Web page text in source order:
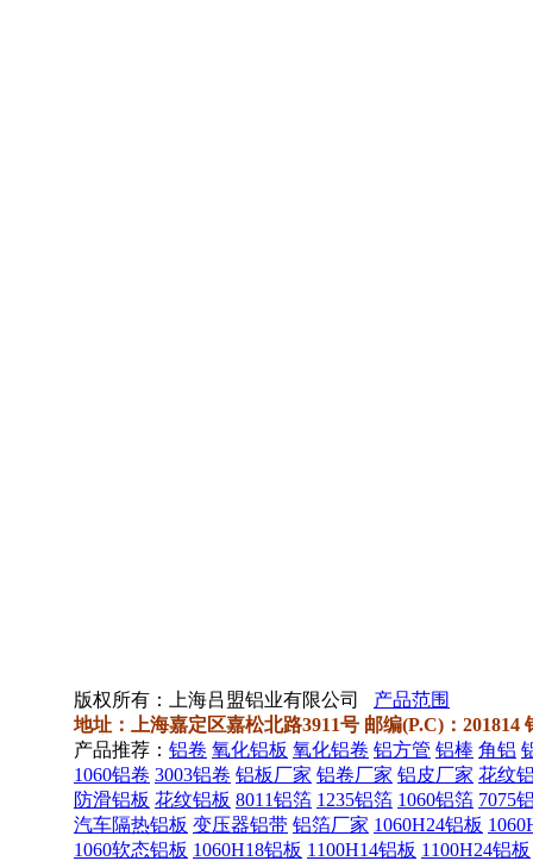
版权所有：上海吕盟铝业有限公司 产品范围
地址：上海嘉定区嘉松北路3911号 邮编(P.C)：201814
产品推荐： 铝卷 氧化铝板 氧化铝卷 铝方管 铝棒 角铝
1060铝卷 3003铝卷 铝板厂家 铝卷厂家 铝皮厂家 花纹
防滑铝板 花纹铝板 8011铝箔 1235铝箔 1060铝箔 7075
汽车隔热铝板 变压器铝带 铝箔厂家 1060H24铝板
1060软态铝板 1060H18铝板 1100H14铝板 1100H24铝板